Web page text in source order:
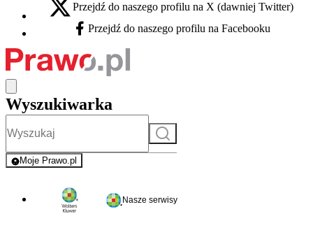
X - otwiera się w nowej karcie
Przejdź do naszego profilu na X (dawniej Twitter)
Facebook - otwiera się w nowej karcie
Przejdź do naszego profilu na Facebooku
Wyszukiwarka
Szukaj
Moje Prawo.pl
- rejestracja i logowanie do serwisu
Nasze serwisy